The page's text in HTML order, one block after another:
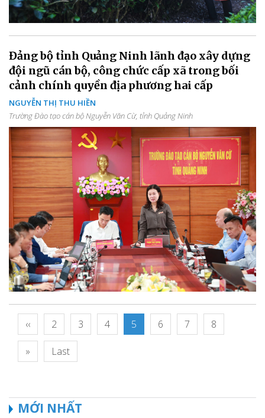
Đảng bộ tỉnh Quảng Ninh lãnh đạo xây dựng
đội ngũ cán bộ, công chức cấp xã trong bối
cảnh chính quyền địa phương hai cấp
NGUYỄN THỊ THU HIỀN
Trường Đào tạo cán bộ Nguyễn Văn Cừ, tỉnh Quảng Ninh
‹‹ 2 3 4 5 6 7 8
» Last
MỚI NHẤT